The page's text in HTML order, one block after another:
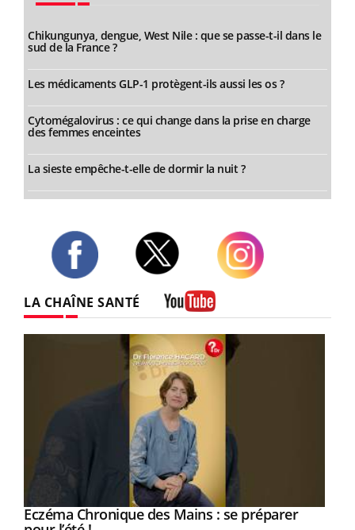
Chikungunya, dengue, West Nile : que se passe-t-il dans le
sud de la France ?
Les médicaments GLP-1 protègent-ils aussi les os ?
Cytomégalovirus : ce qui change dans la prise en charge
des femmes enceintes
La sieste empêche-t-elle de dormir la nuit ?
LA CHAÎNE SANTÉ
Youtube
Eczéma Chronique des Mains : se préparer
Youtube
Diabète & Ramadan 2026Youtube